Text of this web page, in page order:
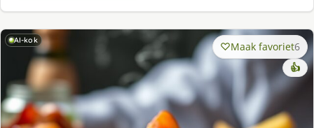
AI-kok Maak favoriet6
👍